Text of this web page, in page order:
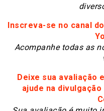
Inscreva-se no canal do
Acompanhe todas as
Deixe sua avaliação
ajude na